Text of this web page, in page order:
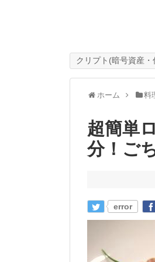
クリプト(暗号資産・
ホーム 料
超簡単
分！ご
error